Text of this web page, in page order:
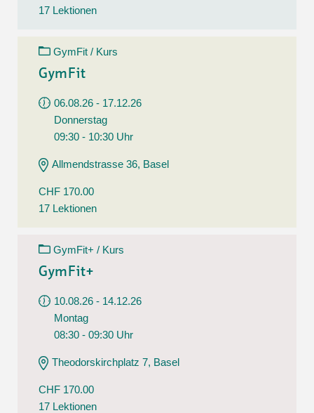
17 Lektionen
GymFit / Kurs
GymFit
06.08.26 - 17.12.26
Donnerstag
09:30 - 10:30 Uhr
Allmendstrasse 36, Basel
CHF 170.00
17 Lektionen
GymFit+ / Kurs
GymFit+
10.08.26 - 14.12.26
Montag
08:30 - 09:30 Uhr
Theodorskirchplatz 7, Basel
CHF 170.00
17 Lektionen